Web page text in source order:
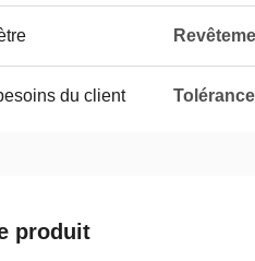
du client
produit